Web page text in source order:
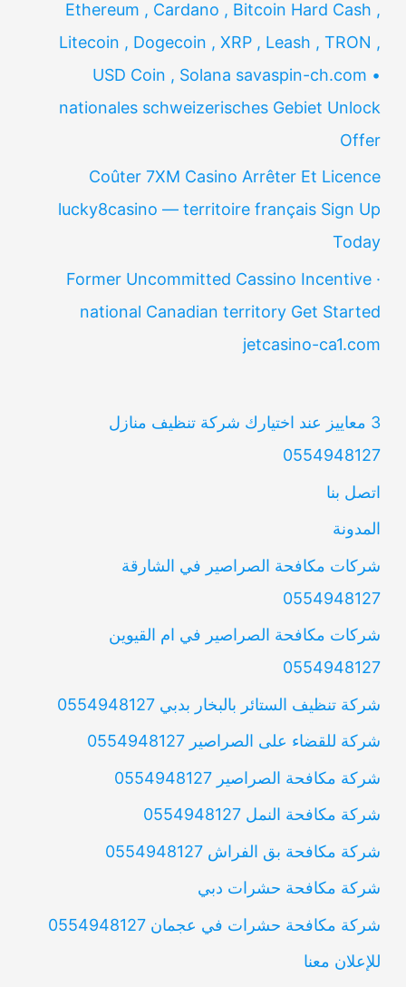
Ethereum , Cardano , Bitcoin Hard Cash ,
Litecoin , Dogecoin , XRP , Leash , TRON ,
USD Coin , Solana savaspin-ch.com •
nationales schweizerisches Gebiet Unlock
Offer
Coûter 7XM Casino Arrêter Et Licence
lucky8casino — territoire français Sign Up
Today
Former Uncommitted Cassino Incentive ·
national Canadian territory Get Started
jetcasino-ca1.com
3 معاييز عند اختيارك شركة تنظيف منازل
0554948127
اتصل بنا
المدونة
شركات مكافحة الصراصير في الشارقة
0554948127
شركات مكافحة الصراصير في ام القيوين
0554948127
شركة تنظيف الستائر بالبخار بدبي 0554948127
شركة للقضاء على الصراصير 0554948127
شركة مكافحة الصراصير 0554948127
شركة مكافحة النمل 0554948127
شركة مكافحة بق الفراش 0554948127
شركة مكافحة حشرات دبي
شركة مكافحة حشرات في عجمان 0554948127
للإعلان معنا